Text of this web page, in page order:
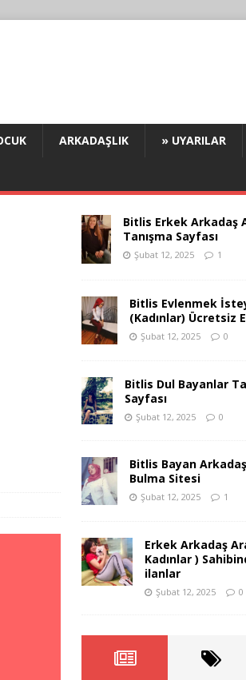
ARKADAŞLIK » UYARILAR
Bitlis Erkek Arkadaş
Tanışma Sayfası
Şubat 12, 2025 1
Bitlis Evlenmek
(Kadınlar) Ücretsiz
Şubat 12, 2025 0
Bitlis Dul Bayanlar
Sayfası
Şubat 12, 2025 0
Bitlis Bayan
Bulma Sitesi
Şubat 12, 2025 1
Erkek Arkadaş
Kadınlar )
ilanlar
Şubat 12, 2025 0